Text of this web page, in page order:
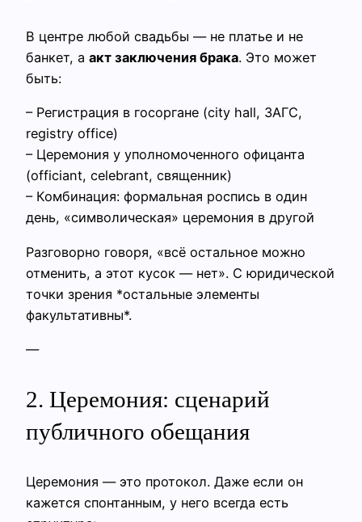
В центре любой свадьбы — не платье и не
банкет, а акт заключения брака. Это может
быть:
– Регистрация в госоргане (city hall, ЗАГС,
registry office)
– Церемония у уполномоченного офицанта
(officiant, celebrant, священник)
– Комбинация: формальная роспись в один
день, «символическая» церемония в другой
Разговорно говоря, «всё остальное можно
отменить, а этот кусок — нет». С юридической
точки зрения *остальные элементы
факультативны*.
—
2. Церемония: сценарий
публичного обещания
Церемония — это протокол. Даже если он
кажется спонтанным, у него всегда есть